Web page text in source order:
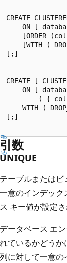
CREATE
ON [
[ORDER
[WITH (
[;]
CREATE [
ON [
( {
WITH (
[;]
引数
UNIQUE
テーブルまたはビ
一意のインデック
ス キー値が設定
データベース エン
れているかどう
列に対して一意の